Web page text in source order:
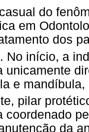
do
em
dos
. No início, a
unicamente
e
pilar
coordenado
da